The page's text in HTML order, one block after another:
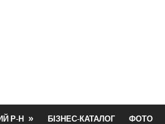
Р-Н БІЗНЕС-КАТАЛОГ ФОТО